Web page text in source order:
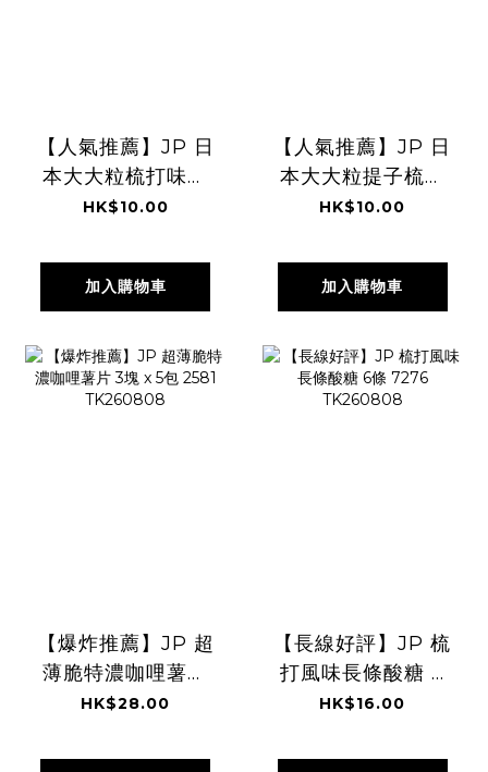
【人氣推薦】JP 日
本大大粒梳打味軟
糖 5粒 7331
HK$10.00
加入購物車
【人氣推薦】JP 日
本大大粒提子梳打
軟糖 5粒 7317
HK$10.00
加入購物車
【爆炸推薦】JP 超
薄脆特濃咖哩薯片
3塊 x 5包 2581
HK$28.00
【長線好評】JP 梳
打風味長條酸糖 6
條 7276
HK$16.00